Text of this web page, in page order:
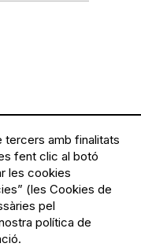
tercers amb finalitats
fent clic al botó
les cookies
(les Cookies de
pel
política de